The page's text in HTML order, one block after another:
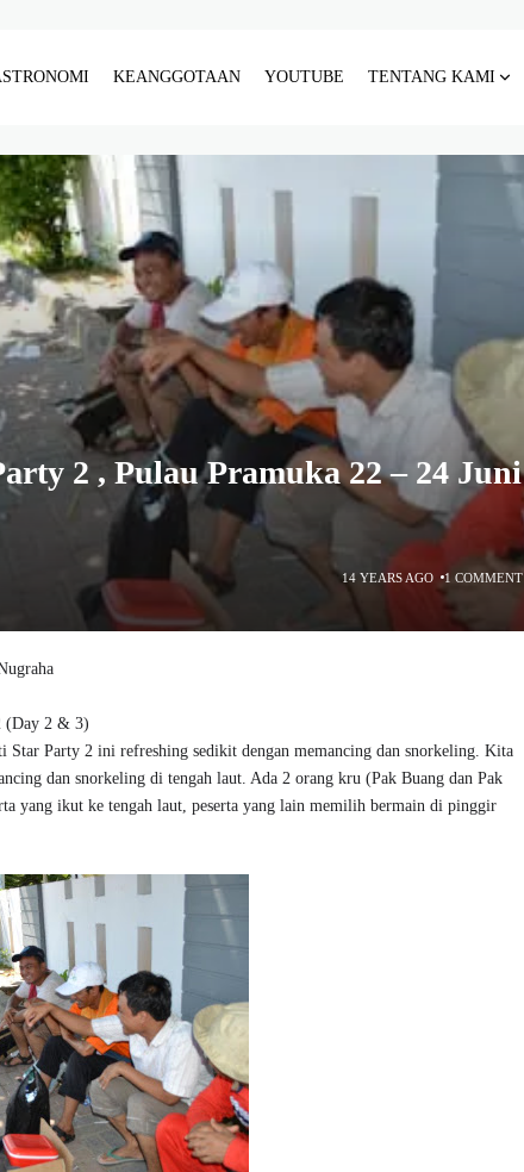
KEANGGOTAAN YOUTUBE TENTANG KAMI
2 , Pulau Pramuka 22 – 24 Juni
14 YEARS AGO 1 COMMENT
(Day 2 & 3)
Star Party 2 ini refreshing sedikit dengan memancing dan snorkeling. Kita
dan snorkeling di tengah laut. Ada 2 orang kru (Pak Buang dan Pak
yang ikut ke tengah laut, peserta yang lain memilih bermain di pinggir